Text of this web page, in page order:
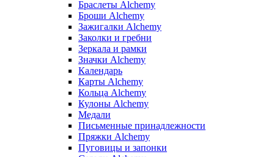
Браслеты Alchemy
Броши Alchemy
Зажигалки Alchemy
Заколки и гребни
Зеркала и рамки
Значки Alchemy
Календарь
Карты Alchemy
Кольца Alchemy
Кулоны Alchemy
Медали
Письменные принадлежности
Пряжки Alchemy
Пуговицы и запонки